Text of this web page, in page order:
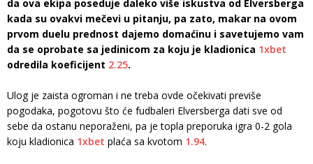
da ova ekipa poseduje daleko više iskustva od Elversberga
kada su ovakvi mečevi u pitanju, pa zato, makar na ovom
prvom duelu prednost dajemo domaćinu i savetujemo vam
da se oprobate sa jedinicom za koju je kladionica 1xbet
odredila koeficijent 2.25.
Ulog je zaista ogroman i ne treba ovde očekivati previše
pogodaka, pogotovu što će fudbaleri Elversberga dati sve od
sebe da ostanu neporaženi, pa je topla preporuka igra 0-2 gola
koju kladionica 1xbet plaća sa kvotom 1.94.